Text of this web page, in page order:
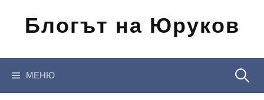
съдържанието
Блогът на Юруков
МЕНЮ